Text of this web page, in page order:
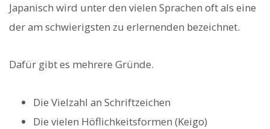
Japanisch wird unter den vielen Sprachen oft als eine
der am schwierigsten zu erlernenden bezeichnet.
Dafür gibt es mehrere Gründe.
Die Vielzahl an Schriftzeichen
Die vielen Höflichkeitsformen (Keigo)